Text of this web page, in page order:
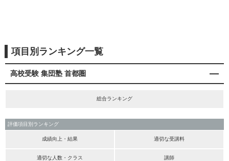
項目別ランキング一覧
高校受験 集団塾 首都圏
総合ランキング
評価項目別ランキング
成績向上・結果 適切な受講料
適切な人数・クラス 講師